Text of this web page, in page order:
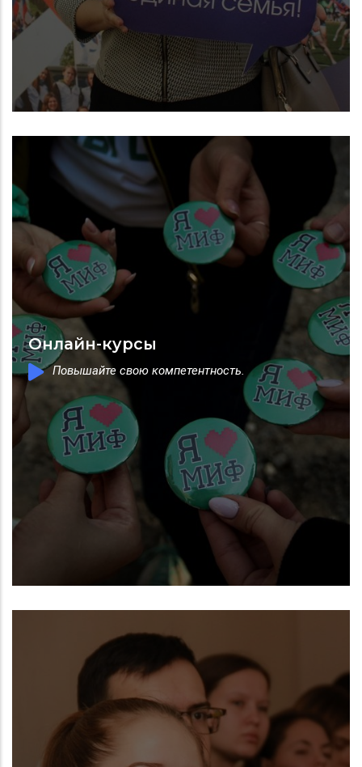
Онлайн-курсы
Повышайте свою компетентность.